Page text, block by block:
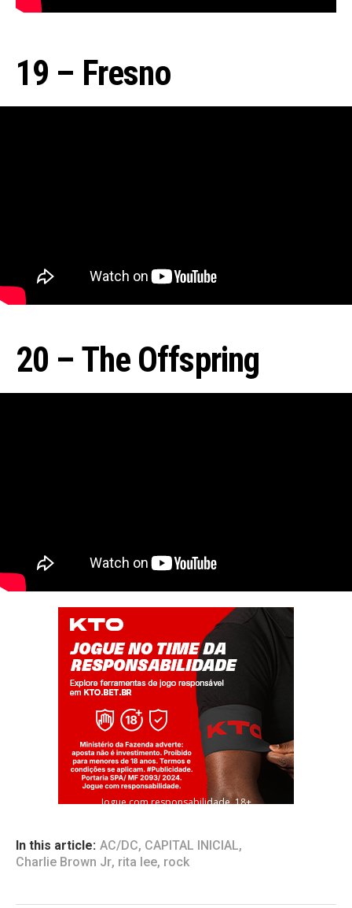
19 – Fresno
20 – The Offspring
Jogue com responsabilidade. 18+
In this article: AC/DC, CAPITAL INICIAL,
Charlie Brown Jr, rita lee, rock